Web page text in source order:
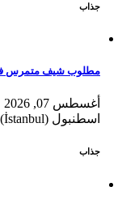
جذاب
مطلوب شيف متمرس في
أغسطس 07, 2026
اسطنبول (İstanbul), TR
جذاب